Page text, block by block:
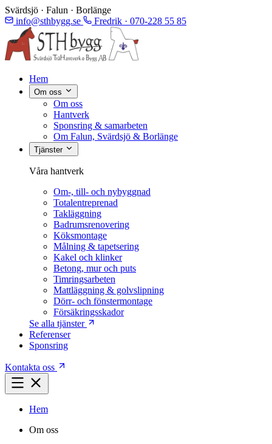
Svärdsjö · Falun · Borlänge
info@sthbygg.se
Fredrik · 070-228 55 85
Hem
Om oss
Om oss
Hantverk
Sponsring & samarbeten
Om Falun, Svärdsjö & Borlänge
Tjänster
Våra hantverk
Om-, till- och nybyggnad
Totalentreprenad
Takläggning
Badrumsrenovering
Köksmontage
Målning & tapetsering
Kakel och klinker
Betong, mur och puts
Timringsarbeten
Mattläggning & golvslipning
Dörr- och fönstermontage
Försäkringsskador
Se alla tjänster
Referenser
Sponsring
Kontakta oss
Hem
Om oss